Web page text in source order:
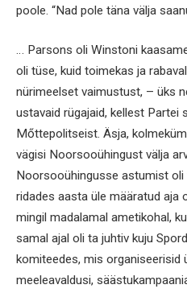
poole. “Nad pole täna välja
… Parsons oli Winstoni
oli tüse, kuid toimekas ja
nürimeelset vaimustust, – üks
ustavaid rügajaid, kellest Partei
Mőttepolitseist. Äsja,
vägisi Noorsooühingust välja
Noorsooühingusse astumist
ridades aasta üle määratud aja
mingil madalamal ametikohal,
samal ajal oli ta juhtiv kuju
komiteedes, mis organiseerisid
meeleavaldusi,